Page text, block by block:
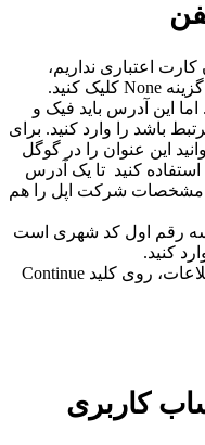
اعتباری نداریم،
این آدرس باید فیک و
باشد را وارد کنید. برای
این عنوان را در گوگل
استفاده کنید تا یک آدرس
از مشخصات شرکت اپل را هم
سه رقم اول کد شهری است
پس از اتمام فرایند وارد کردن اطلاعات، روی کلید Continue
کاربری